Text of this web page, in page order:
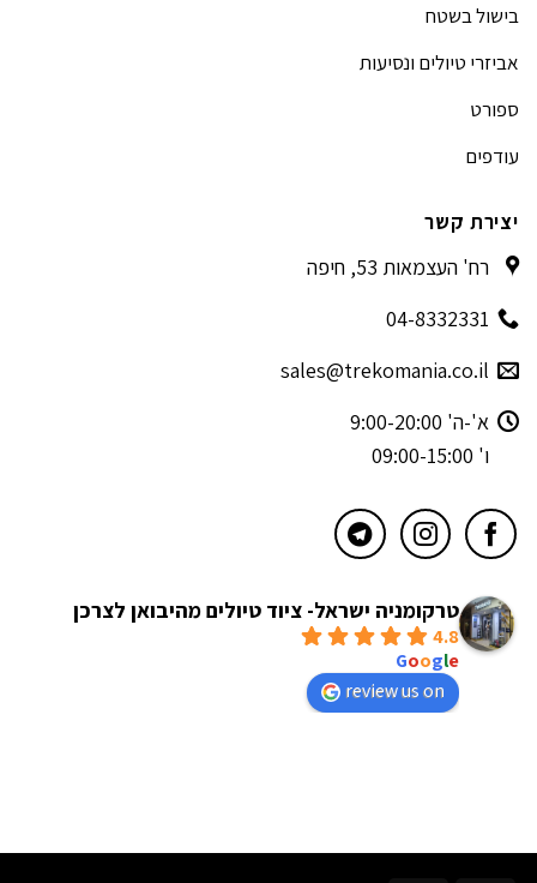
בישול בשטח
אביזרי טיולים ונסיעות
ספורט
עודפים
יצירת קשר
רח' העצמאות 53, חיפה
04-8332331
sales@trekomania.co.il
א'-ה' 9:00-20:00
ו' 09:00-15:00
טרקומניה ישראל- ציוד טיולים מהיבואן לצרכן
4.8
Google
review us on